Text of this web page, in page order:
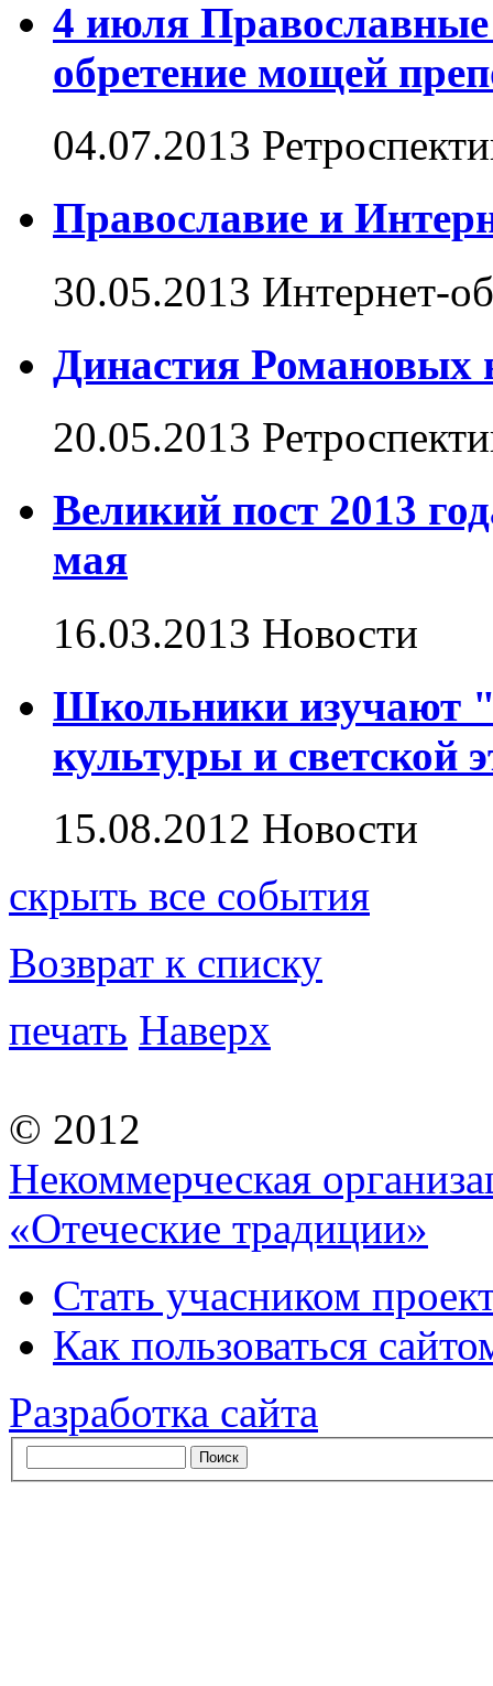
4 июля
обретение мощей
04.07.2013
Православие и
30.05.2013 Интернет-
Династия Романовых
20.05.2013
Великий пост 2013
мая
16.03.2013 Новости
Школьники изучают
культуры и светской
15.08.2012 Новости
скрыть все события
Возврат к списку
печать Наверх
© 2012
Некоммерческая
«Отеческие традиции»
Стать учасником
Как пользоваться
Разработка сайта